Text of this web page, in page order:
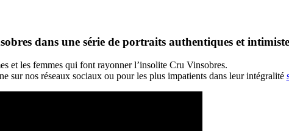
dans une série de portraits authentiques et
et les femmes qui font rayonner l’insolite Cru Vinsobres.
sur nos réseaux sociaux ou pour les plus impatients dans leur intégralité